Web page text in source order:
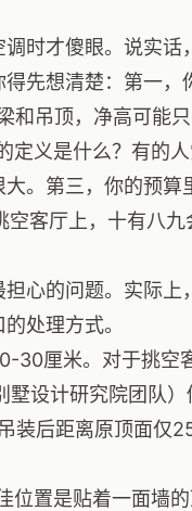
时才傻眼。说实话
先想清楚：第一，
和吊顶，净高可能
定义是什么？有的
。第三，你的预算
客厅上，十有八九
心的问题。实际上
处理方式。
30厘米。对于挑空
设计研究院团队）
装后距离原顶面仅
位置是贴着一面墙